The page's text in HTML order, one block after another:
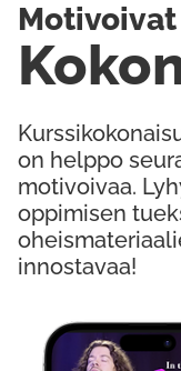
on helppo
motivoivaa.
oppimisen
innostavaa!
Motivoivat